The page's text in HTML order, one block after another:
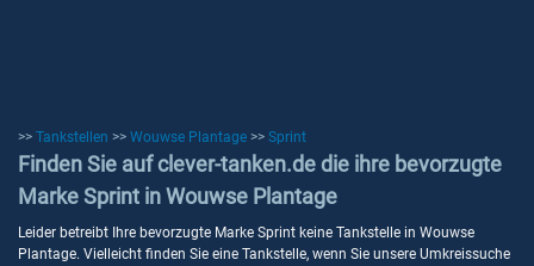
>> Tankstellen >> Wouwse Plantage >> Sprint
Finden Sie auf clever-tanken.de die ihre bevorzugte
Marke Sprint in Wouwse Plantage
Leider betreibt Ihre bevorzugte Marke Sprint keine Tankstelle in Wouwse
Plantage. Vielleicht finden Sie eine Tankstelle, wenn Sie unsere Umkreissuche